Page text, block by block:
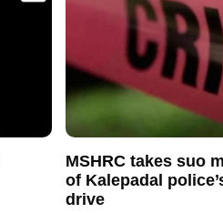
MSHRC takes suo
of Kalepadal
drive